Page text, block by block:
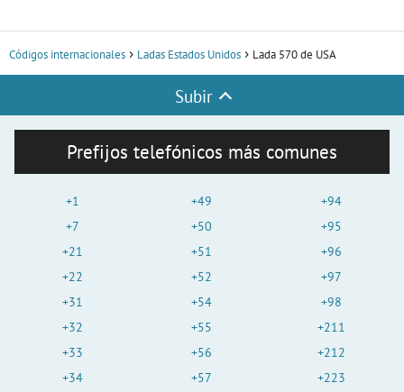
Códigos internacionales Ladas Estados Unidos Lada 570 de USA
Subir
Prefijos telefónicos más comunes
+1
+7
+21
+22
+31
+32
+33
+34
+49
+50
+51
+52
+54
+55
+56
+57
+94
+95
+96
+97
+98
+211
+212
+223